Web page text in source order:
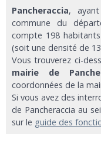
Pancheraccia,
commune du
compte 198
(soit une densité de
Vous trouverez ci-
mairie de
coordonnées de la
Si vous avez des
de Pancheraccia au
sur le guide des